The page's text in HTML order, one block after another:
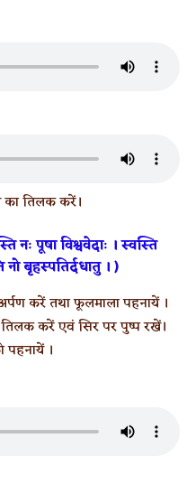
का तिलक करें।
नः पूषा विश्ववेदाः । स्वस्ति
नो बृहस्पतिर्दधातु । )
करें तथा फूलमाला पहनायें ।
तिलक करें एवं सिर पर पुष्प रखें।
।